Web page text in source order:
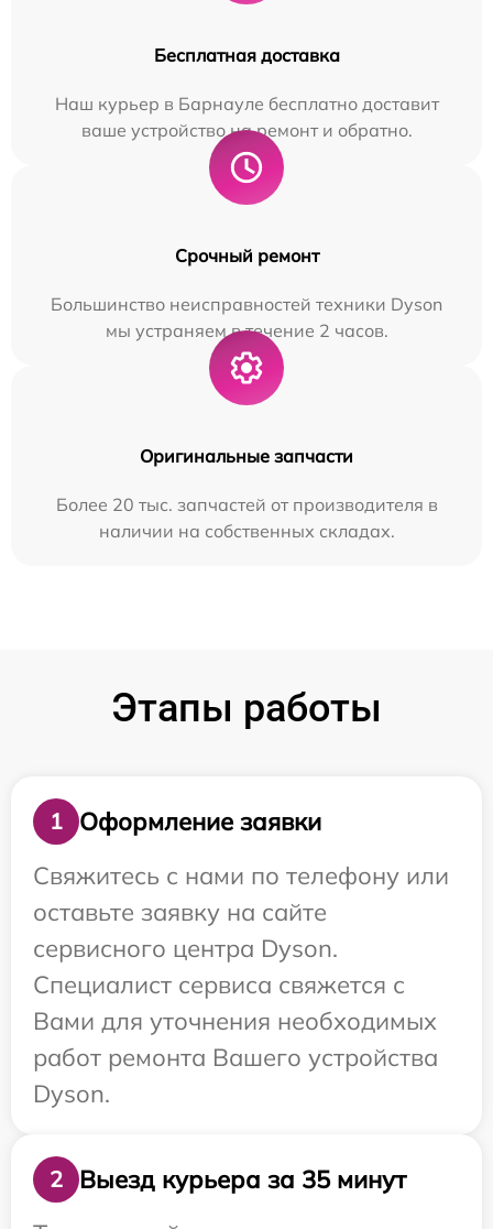
Бесплатная доставка
Наш курьер в Барнауле бесплатно доставит
ваше устройство на ремонт и обратно.
Срочный ремонт
Большинство неисправностей техники Dyson
мы устраняем в течение 2 часов.
Оригинальные запчасти
Более 20 тыс. запчастей от производителя в
наличии на собственных складах.
Этапы работы
1
Оформление заявки
Свяжитесь с нами по телефону или
оставьте заявку на сайте
сервисного центра Dyson.
Специалист сервиса свяжется с
Вами для уточнения необходимых
работ ремонта Вашего устройства
Dyson.
2
Выезд курьера за 35 минут